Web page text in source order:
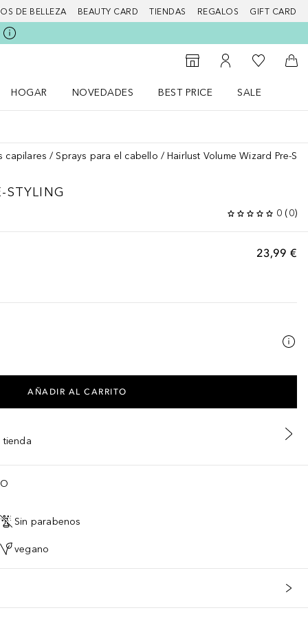
DE BELLEZA BEAUTY CARD TIENDAS REGALOS GIFT CARD
Al Storefinder
Mi cuenta
Mi lista de
A
HOGAR
NOVEDADES
BEST PRICE
SALE
capilares Sprays para el cabello Hairlust Volume Wizard Pre-
STYLING
0 (0)
23,99 €
AÑADIR AL CARRITO
tienda
Sin parabenos
vegano